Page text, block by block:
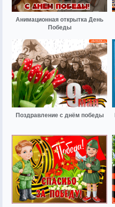
Анимационная открытка День
Победы
Поздравление с днём победы